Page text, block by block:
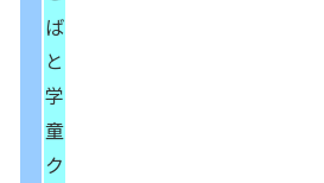
ば
と
学
童
ク